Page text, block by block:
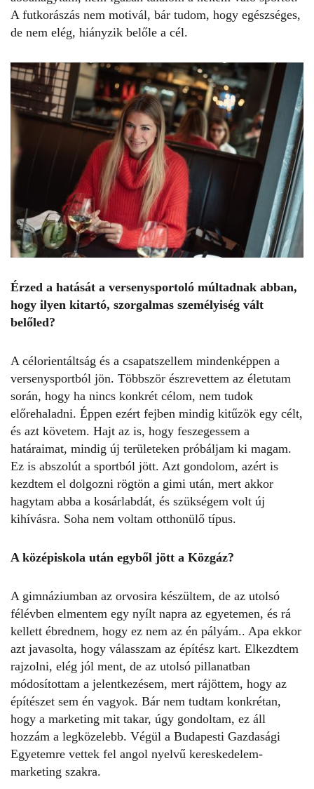
A futkorászás nem motivál, bár tudom, hogy egészséges,
de nem elég, hiányzik belőle a cél.
Érzed a hatását a versenysportoló múltadnak abban,
hogy ilyen kitartó, szorgalmas személyiség vált
belőled?
A célorientáltság és a csapatszellem mindenképpen a
versenysportból jön. Többször észrevettem az életutam
során, hogy ha nincs konkrét célom, nem tudok
előrehaladni. Éppen ezért fejben mindig kitűzök egy célt,
és azt követem. Hajt az is, hogy feszegessem a
határaimat, mindig új területeken próbáljam ki magam.
Ez is abszolút a sportból jött. Azt gondolom, azért is
kezdtem el dolgozni rögtön a gimi után, mert akkor
hagytam abba a kosárlabdát, és szükségem volt új
kihívásra. Soha nem voltam otthonülő típus.
A középiskola után egyből jött a Közgáz?
A gimnáziumban az orvosira készültem, de az utolsó
félévben elmentem egy nyílt napra az egyetemen, és rá
kellett ébrednem, hogy ez nem az én pályám.. Apa ekkor
azt javasolta, hogy válasszam az építész kart. Elkezdtem
rajzolni, elég jól ment, de az utolsó pillanatban
módosítottam a jelentkezésem, mert rájöttem, hogy az
építészet sem én vagyok. Bár nem tudtam konkrétan,
hogy a marketing mit takar, úgy gondoltam, ez áll
hozzám a legközelebb. Végül a Budapesti Gazdasági
Egyetemre vettek fel angol nyelvű kereskedelem-
marketing szakra.